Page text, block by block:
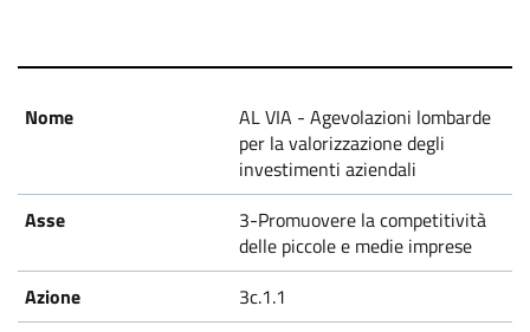
AL VIA - Agevolazioni lombarde
per la valorizzazione degli
investimenti aziendali
3-Promuovere la competitività
delle piccole e medie imprese
3c.1.1